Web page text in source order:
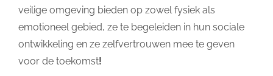
veilige omgeving bieden op zowel fysiek als
emotioneel gebied, ze te begeleiden in hun sociale
ontwikkeling en ze zelfvertrouwen mee te geven
voor de toekomst!